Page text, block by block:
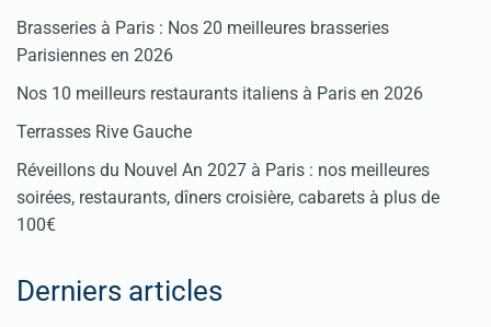
Brasseries à Paris : Nos 20 meilleures brasseries
Parisiennes en 2026
Nos 10 meilleurs restaurants italiens à Paris en 2026
Terrasses Rive Gauche
Réveillons du Nouvel An 2027 à Paris : nos meilleures
soirées, restaurants, dîners croisière, cabarets à plus de
100€
Derniers articles